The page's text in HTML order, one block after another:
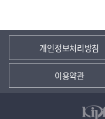
개인정보처리방침
이용약관